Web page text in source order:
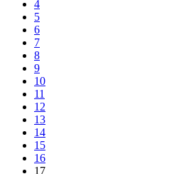
4
5
6
7
8
9
10
11
12
13
14
15
16
17